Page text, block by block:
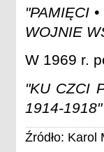
"PAMIĘCI
WOJNIE
W 1969 r.
"KU CZCI
1914-1918"
Źródło: Karol